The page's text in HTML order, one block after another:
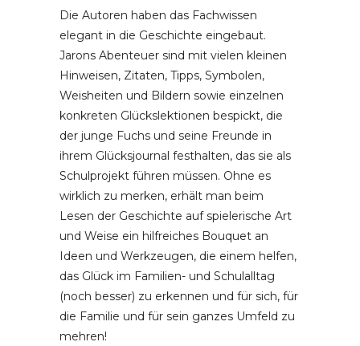
Die Autoren haben das Fachwissen
elegant in die Geschichte eingebaut.
Jarons Abenteuer sind mit vielen kleinen
Hinweisen, Zitaten, Tipps, Symbolen,
Weisheiten und Bildern sowie einzelnen
konkreten Glückslektionen bespickt, die
der junge Fuchs und seine Freunde in
ihrem Glücksjournal festhalten, das sie als
Schulprojekt führen müssen. Ohne es
wirklich zu merken, erhält man beim
Lesen der Geschichte auf spielerische Art
und Weise ein hilfreiches Bouquet an
Ideen und Werkzeugen, die einem helfen,
das Glück im Familien- und Schulalltag
(noch besser) zu erkennen und für sich, für
die Familie und für sein ganzes Umfeld zu
mehren!